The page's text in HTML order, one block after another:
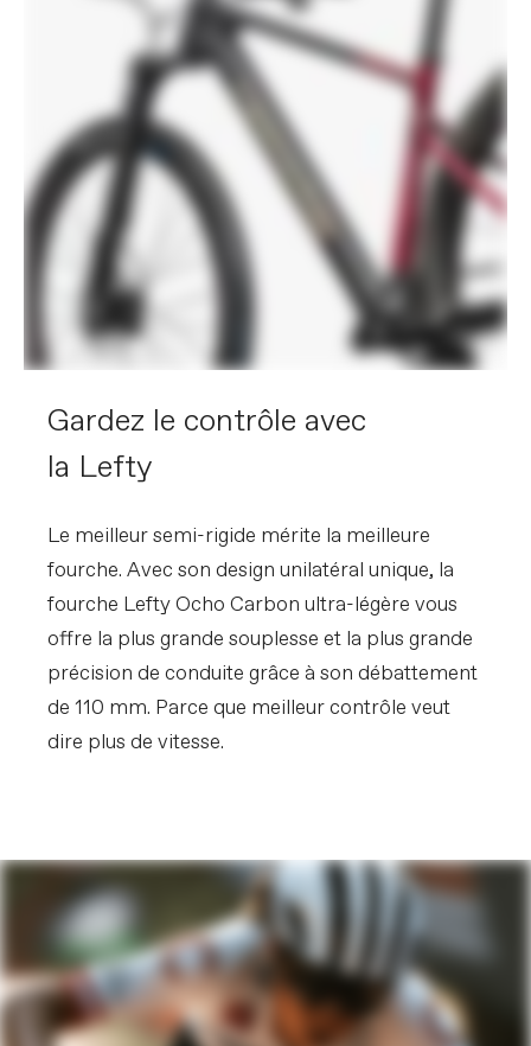
Gardez le contrôle avec
la Lefty
Le meilleur semi-rigide mérite la meilleure
fourche. Avec son design unilatéral unique, la
fourche Lefty Ocho Carbon ultra-légère vous
offre la plus grande souplesse et la plus grande
précision de conduite grâce à son débattement
de 110 mm. Parce que meilleur contrôle veut
dire plus de vitesse.
Tubeless valve stems, SRAM AXS
charger
VEUILLEZ NOTER QUE LES SPECIFICATIONS SONT
SUJETTES A CHANGEMENT SANS PREAVIS, BASES
SUR LA DISPONIBILITE DES COMPOSANTS ET
AUTRES FACTEURS.